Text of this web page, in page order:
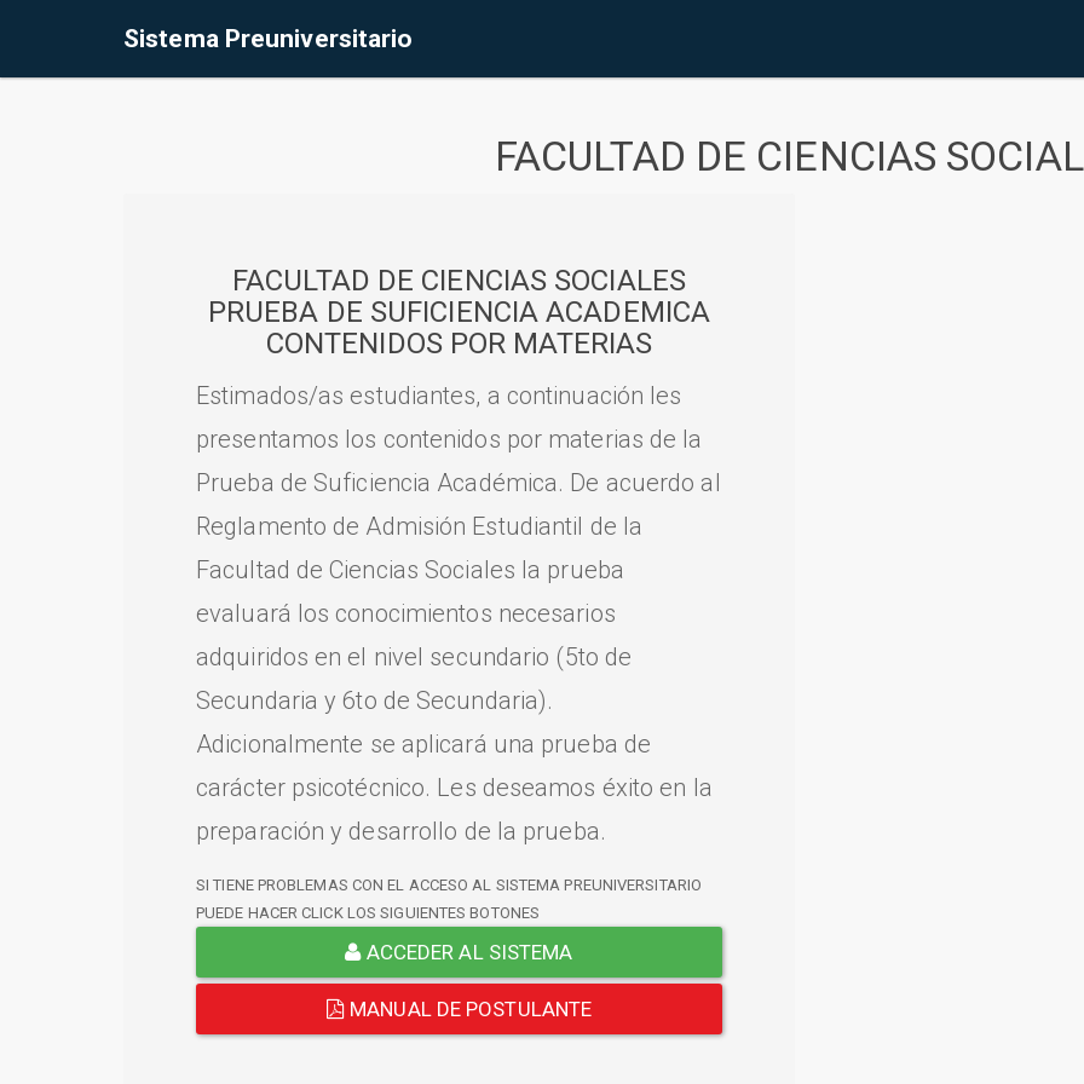
Sistema Preuniversitario
FACULTAD DE CIENCIAS
FACULTAD DE CIENCIAS SOCIALES
PRUEBA DE SUFICIENCIA ACADEMICA
CONTENIDOS POR MATERIAS
Estimados/as estudiantes, a continuación les
presentamos los contenidos por materias de la
Prueba de Suficiencia Académica. De acuerdo al
Reglamento de Admisión Estudiantil de la
Facultad de Ciencias Sociales la prueba
evaluará los conocimientos necesarios
adquiridos en el nivel secundario (5to de
Secundaria y 6to de Secundaria).
Adicionalmente se aplicará una prueba de
carácter psicotécnico. Les deseamos éxito en la
preparación y desarrollo de la prueba.
SI TIENE PROBLEMAS CON EL ACCESO AL SISTEMA PREUNIVERSITARIO
PUEDE HACER CLICK LOS SIGUIENTES BOTONES
ACCEDER AL SISTEMA
MANUAL DE POSTULANTE